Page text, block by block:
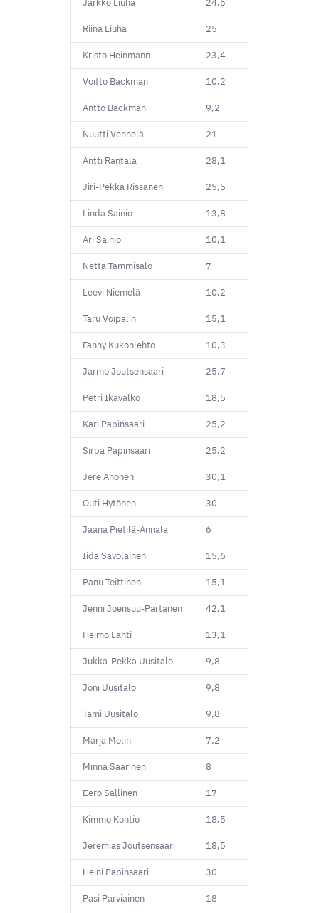
Riina Liuha 25
Kristo Heinmann 23,4
Voitto Backman 10,2
Antto Backman 9,2
Nuutti Vennelä 21
Antti Rantala 28,1
Jiri-Pekka Rissanen 25,5
Linda Sainio 13,8
Ari Sainio 10,1
Netta Tammisalo 7
Leevi Niemelä 10,2
Taru Voipalin 15,1
Fanny Kukonlehto 10,3
Jarmo Joutsensaari 25,7
Petri Ikävalko 18,5
Kari Papinsaari 25,2
Sirpa Papinsaari 25,2
Jere Ahonen 30,1
Outi Hytönen 30
Jaana Pietilä-Annala 6
Iida Savolainen 15,6
Panu Teittinen 15,1
Jenni Joensuu-Partanen 42,1
Heimo Lahti 13,1
Jukka-Pekka Uusitalo 9,8
Joni Uusitalo 9,8
Tami Uusitalo 9,8
Marja Molin 7,2
Minna Saarinen 8
Eero Sallinen 17
Kimmo Kontio 18,5
Jeremias Joutsensaari 18,5
Heini Papinsaari 30
Pasi Parviainen 18